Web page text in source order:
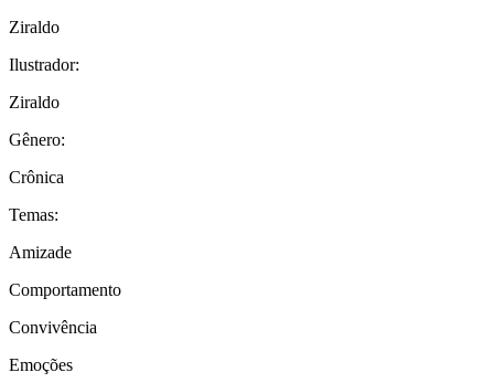
Ziraldo
Ilustrador:
Ziraldo
Gênero:
Crônica
Temas:
Amizade
Comportamento
Convivência
Emoções